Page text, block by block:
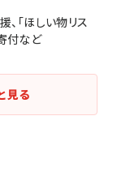
「ほしい物リス
付など
見る